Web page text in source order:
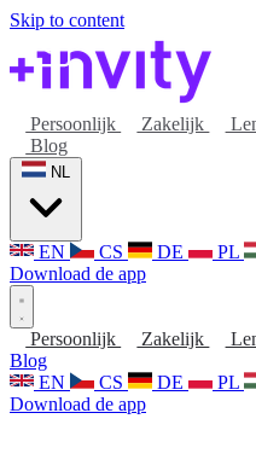
Skip to content
Persoonlijk Zakelijk
Blog
EN CS DE PL
Download de app
Persoonlijk Zakelijk
Blog
EN
CS DE PL
Download de app